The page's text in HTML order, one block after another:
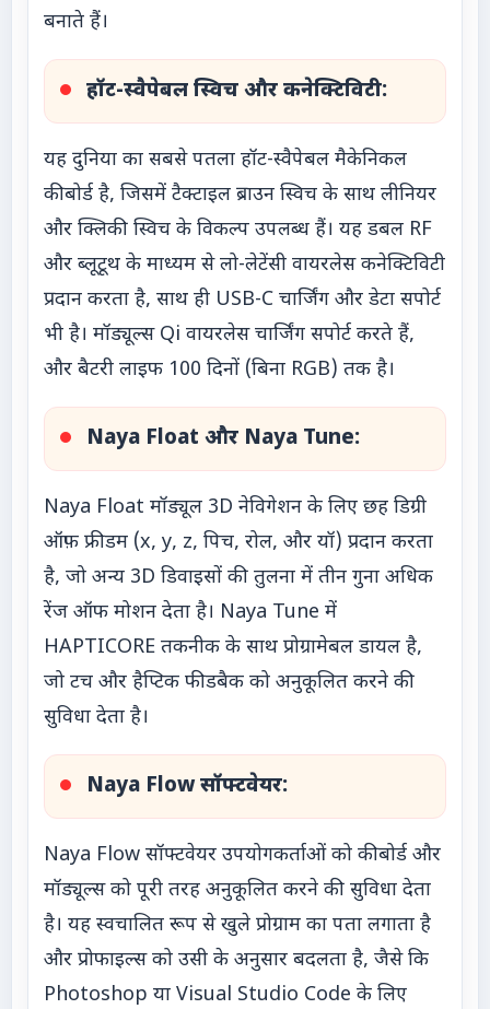
बनाते हैं।
हॉट-स्वैपेबल स्विच और कनेक्टिविटी:
यह दुनिया का सबसे पतला हॉट-स्वैपेबल मैकेनिकल
कीबोर्ड है, जिसमें टैक्टाइल ब्राउन स्विच के साथ लीनियर
और क्लिकी स्विच के विकल्प उपलब्ध हैं। यह डबल RF
और ब्लूटूथ के माध्यम से लो-लेटेंसी वायरलेस कनेक्टिविटी
प्रदान करता है, साथ ही USB-C चार्जिंग और डेटा सपोर्ट
भी है। मॉड्यूल्स Qi वायरलेस चार्जिंग सपोर्ट करते हैं,
और बैटरी लाइफ 100 दिनों (बिना RGB) तक है।
Naya Float और Naya Tune:
Naya Float मॉड्यूल 3D नेविगेशन के लिए छह डिग्री
ऑफ़ फ्रीडम (x, y, z, पिच, रोल, और यॉ) प्रदान करता
है, जो अन्य 3D डिवाइसों की तुलना में तीन गुना अधिक
रेंज ऑफ मोशन देता है। Naya Tune में
HAPTICORE तकनीक के साथ प्रोग्रामेबल डायल है,
जो टच और हैप्टिक फीडबैक को अनुकूलित करने की
सुविधा देता है।
Naya Flow सॉफ्टवेयर:
Naya Flow सॉफ्टवेयर उपयोगकर्ताओं को कीबोर्ड और
मॉड्यूल्स को पूरी तरह अनुकूलित करने की सुविधा देता
है। यह स्वचालित रूप से खुले प्रोग्राम का पता लगाता है
और प्रोफाइल्स को उसी के अनुसार बदलता है, जैसे कि
Photoshop या Visual Studio Code के लिए